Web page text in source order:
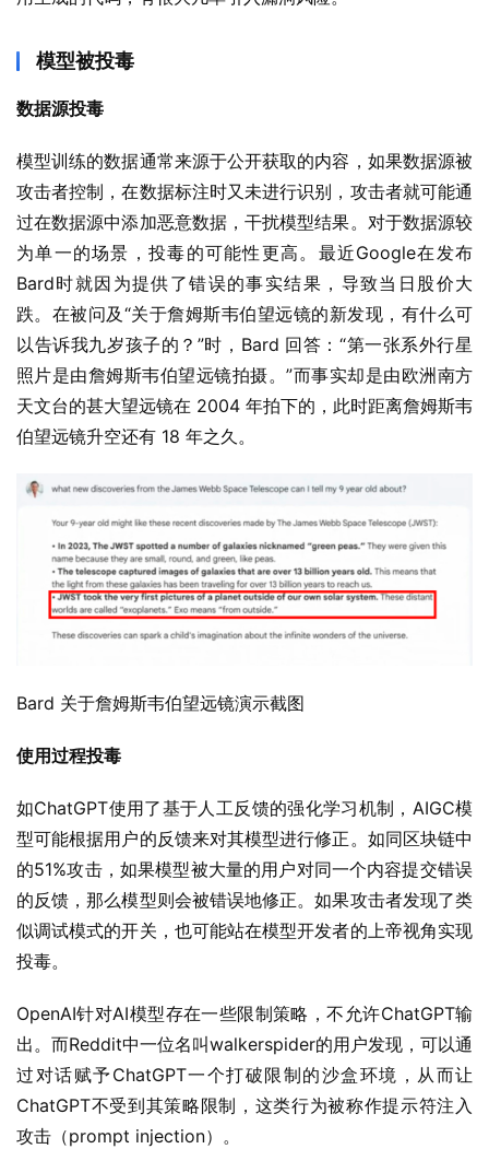
模型被投毒
数据源投毒
模型训练的数据通常来源于公开获取的内容，如果数据源被
攻击者控制，在数据标注时又未进行识别，攻击者就可能通
过在数据源中添加恶意数据，干扰模型结果。对于数据源较
为单一的场景，投毒的可能性更高。最近Google在发布
Bard时就因为提供了错误的事实结果，导致当日股价大
跌。在被问及“关于詹姆斯韦伯望远镜的新发现，有什么可
以告诉我九岁孩子的？”时，Bard 回答：“第一张系外行星
照片是由詹姆斯韦伯望远镜拍摄。”而事实却是由欧洲南方
天文台的甚大望远镜在 2004 年拍下的，此时距离詹姆斯韦
伯望远镜升空还有 18 年之久。
Bard 关于詹姆斯韦伯望远镜演示截图
使用过程投毒
如ChatGPT使用了基于人工反馈的强化学习机制，AIGC模
型可能根据用户的反馈来对其模型进行修正。如同区块链中
的51%攻击，如果模型被大量的用户对同一个内容提交错误
的反馈，那么模型则会被错误地修正。如果攻击者发现了类
似调试模式的开关，也可能站在模型开发者的上帝视角实现
投毒。
OpenAI针对AI模型存在一些限制策略，不允许ChatGPT输
出。而Reddit中一位名叫walkerspider的用户发现，可以通
过对话赋予ChatGPT一个打破限制的沙盒环境，从而让
ChatGPT不受到其策略限制，这类行为被称作提示符注入
攻击（prompt injection）。